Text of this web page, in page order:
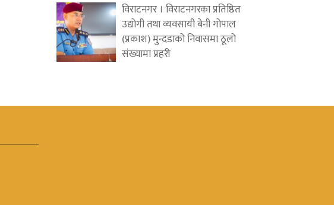
विराटनगर । विराटनगरका प्रतिष्ठित
उद्योगी तथा व्यवसायी बेनी गोपाल
(प्रकाश) मुन्दडाको निवासमा ठूलो
संख्यामा प्रहरी